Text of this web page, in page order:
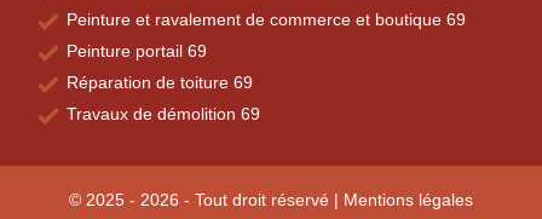
Peinture et ravalement de commerce et boutique 69
Peinture portail 69
Réparation de toiture 69
Travaux de démolition 69
© 2025 - 2026 - Tout droit réservé | Mentions légales